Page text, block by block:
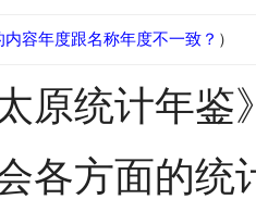
内容年度跟名称年度不一致？ ）
原统计年鉴
各方面的统